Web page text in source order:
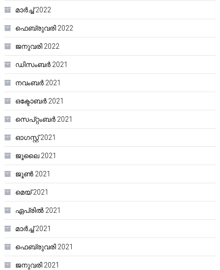
മാർച്ച്‌ 2022
ഫെബ്രുവരി 2022
ജനുവരി 2022
ഡിസംബർ 2021
നവംബർ 2021
ഒക്ടോബർ 2021
സെപ്റ്റംബർ 2021
ഓഗസ്റ്റ്‌ 2021
ജൂലൈ 2021
ജൂൺ 2021
മെയ്‌ 2021
ഏപ്രിൽ 2021
മാർച്ച്‌ 2021
ഫെബ്രുവരി 2021
ജനുവരി 2021